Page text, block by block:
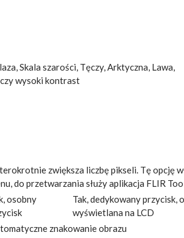
Skala szarości, Tęczy, Arktyczna, Lawa,
wysoki kontrast
zwiększa liczbę pikseli. Tę opcję
do przetwarzania służy aplikacja FLIR
osobny
Tak, dedykowany przycisk,
wyświetlana na LCD
znakowanie obrazu